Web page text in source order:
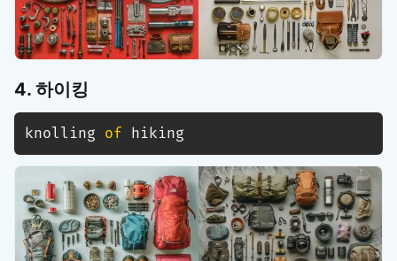
4. 하이킹
knolling of hiking